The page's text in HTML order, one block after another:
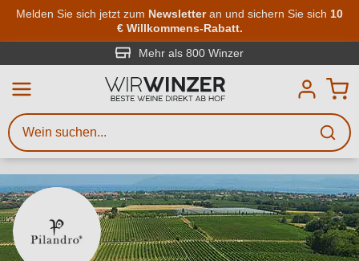
Zum Hauptinhalt springen
Melden Sie sich jetzt zum Newsletteran und sichern Sie sich 10
€ Willkommens-Rabatt.
Mehr als 800 Winzer
Weinsuche
Mindestens 3 Zeichen eingeben
Beschreiben Sie, welchen Wein
Sie suchen – ob nach Geschmack,
Region, Winzer oder anderen
Kriterien.